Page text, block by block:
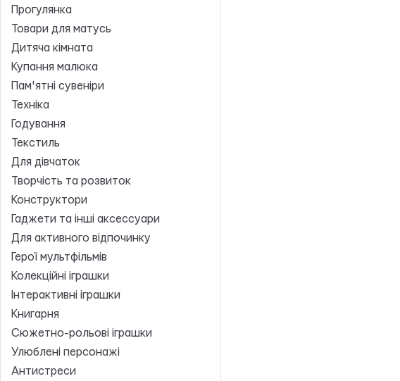
Прогулянка
Товари для матусь
Дитяча кімната
Купання малюка
Пам'ятні сувеніри
Техніка
Годування
Текстиль
Для дівчаток
Творчість та розвиток
Конструктори
Гаджети та інші аксессуари
Для активного відпочинку
Герої мультфільмів
Колекційні іграшки
Інтерактивні іграшки
Книгарня
Сюжетно-рольові іграшки
Улюблені персонажі
Антистреси